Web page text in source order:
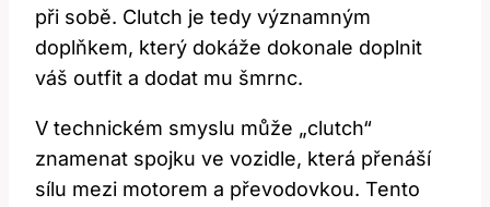
při sobě. Clutch je tedy významným
doplňkem, který dokáže dokonale doplnit
váš outfit a dodat mu šmrnc.
V technickém smyslu může „clutch“
znamenat spojku ve vozidle, která přenáší
sílu mezi motorem a převodovkou. Tento